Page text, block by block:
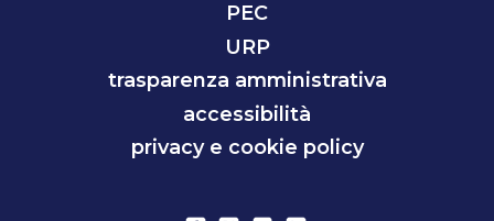
PEC
URP
trasparenza amministrativa
accessibilità
privacy e cookie policy